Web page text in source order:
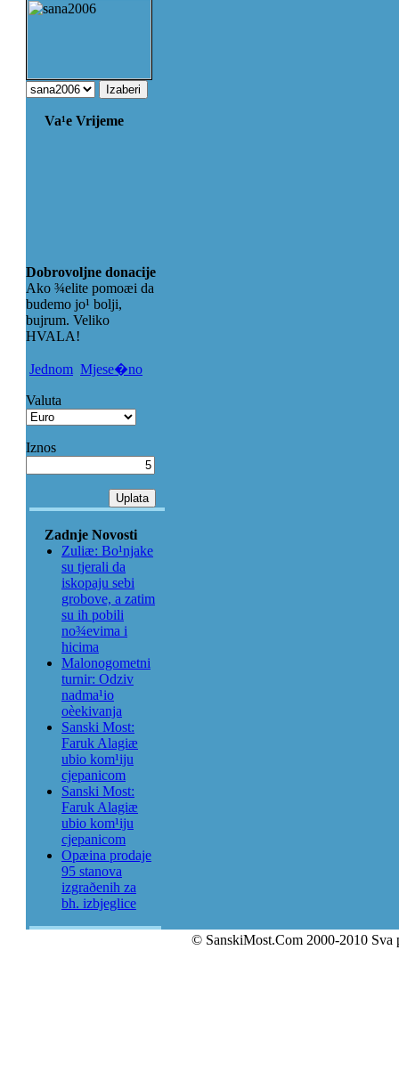
Va¹e Vrijeme
Dobrovoljne donacije
Ako ¾elite pomoæi da
budemo jo¹ bolji,
bujrum. Veliko
HVALA!
Jednom Mjese�no
Valuta
Iznos
Zadnje Novosti
Zuliæ: Bo¹njake
su tjerali da
iskopaju sebi
grobove, a zatim
su ih pobili
no¾evima i
hicima
Malonogometni
turnir: Odziv
nadma¹io
oèekivanja
Sanski Most:
Faruk Alagiæ
ubio kom¹iju
cjepanicom
Sanski Most:
Faruk Alagiæ
ubio kom¹iju
cjepanicom
Opæina prodaje
95 stanova
izgraðenih za
bh. izbjeglice
© SanskiMost.Com 2000-2010